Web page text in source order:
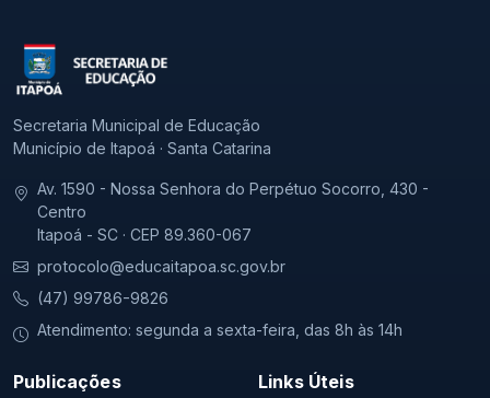
Secretaria Municipal de Educação
Município de Itapoá · Santa Catarina
Av. 1590 - Nossa Senhora do Perpétuo Socorro, 430 -
Centro
Itapoá - SC · CEP 89.360-067
protocolo@educaitapoa.sc.gov.br
(47) 99786-9826
Atendimento: segunda a sexta-feira, das 8h às 14h
Publicações Links Úteis